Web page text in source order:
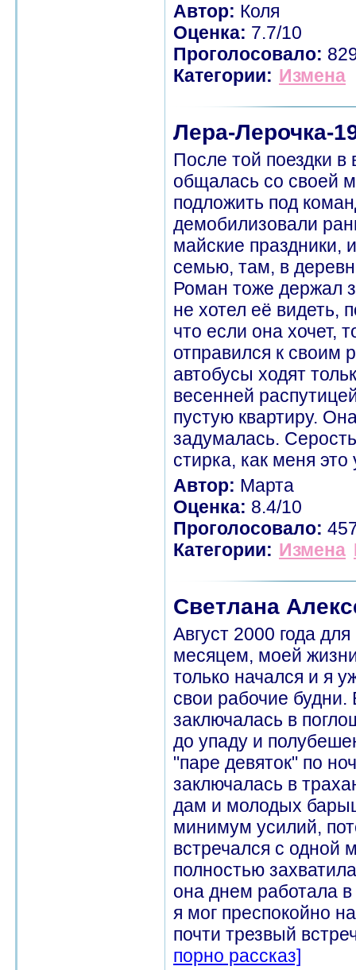
Автор: Коля
Оценка: 7.7/10
Проголосовало:
Категории: Измена
Лера-Лерочка-
После той поездки в
общалась со своей
подложить под
демобилизовали
майские праздники,
семью, там, в
Роман тоже держал
не хотел её видеть,
что если она хочет,
отправился к своим
автобусы ходят
весенней
пустую квартиру.
задумалась.
стирка, как меня
Автор: Марта
Оценка: 8.4/10
Проголосовало:
Категории: Измена
Светлана
Август 2000 года
месяцем, моей
только начался и я
свои рабочие
заключалась в
до упаду и
"паре девяток" по
заключалась в
дам и молодых
минимум усилий,
встречался с одной
полностью
она днем работала в
я мог преспокойно
почти трезвый
порно рассказ]